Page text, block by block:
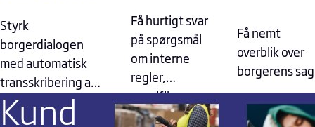
Styrk
borgerdialogen
med automatisk
transskribering af
samtalen
Få hurtigt svar
på spørgsmål
om interne
regler,
specifik
lovgivning
Få nemt
overblik over
borgerens sag
Kund